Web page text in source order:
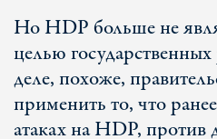
Но HDP больше не
целью
деле, похоже,
применить то, что
атаках на HDP, против